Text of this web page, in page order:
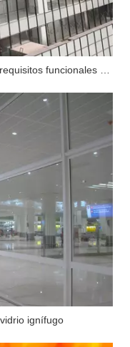
ignífugo